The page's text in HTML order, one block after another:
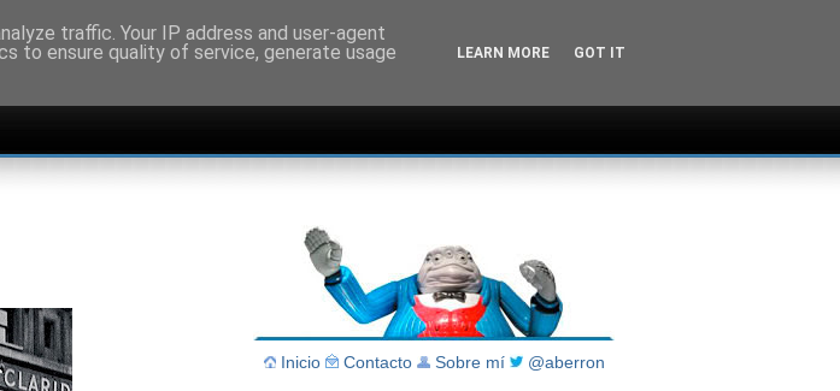
Inicio Contacto Sobre mí @aberron
traffic. Your IP address and user-agent
to ensure quality of service, generate usage
LEARN MORE GOT IT